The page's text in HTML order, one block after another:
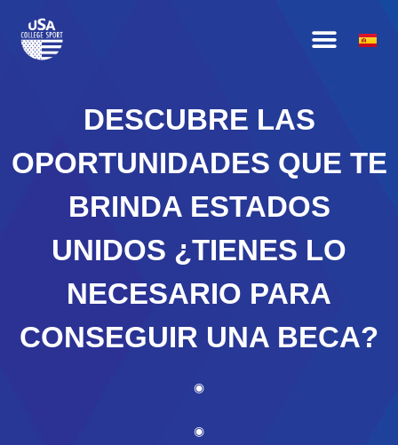
contenido
DESCUBRE LAS
OPORTUNIDADES QUE TE
BRINDA ESTADOS
UNIDOS ¿TIENES LO
NECESARIO PARA
CONSEGUIR UNA BECA?
◉
◉